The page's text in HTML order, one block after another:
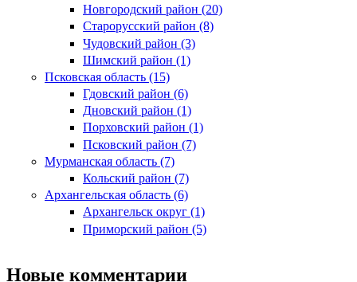
Новгородский район (20)
Старорусский район (8)
Чудовский район (3)
Шимский район (1)
Псковская область (15)
Гдовский район (6)
Дновский район (1)
Порховский район (1)
Псковский район (7)
Мурманская область (7)
Кольский район (7)
Архангельская область (6)
Архангельск округ (1)
Приморский район (5)
Новые комментарии